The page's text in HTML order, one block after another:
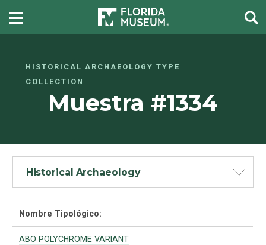
HISTORICAL ARCHAEOLOGY TYPE
COLLECTION
Muestra #1334
Historical Archaeology
Nombre Tipológico:
ABO POLYCHROME VARIANT